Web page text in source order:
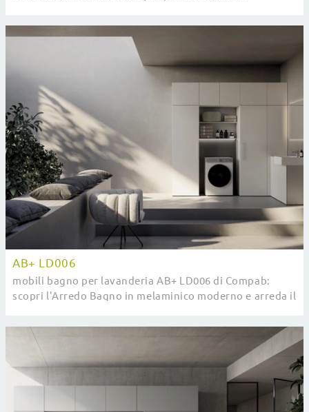
AB+ LD006
mobili bagno per lavanderia AB+ LD006 di Compab:
scopri l'Arredo Bagno in melaminico moderno e arreda il